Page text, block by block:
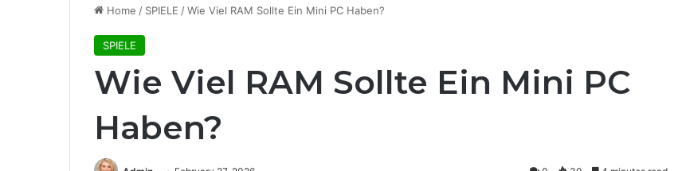
Home / SPIELE /Wie Viel RAM Sollte Ein Mini PC Haben?
SPIELE
Wie Viel RAM Sollte Ein Mini PC
Haben?